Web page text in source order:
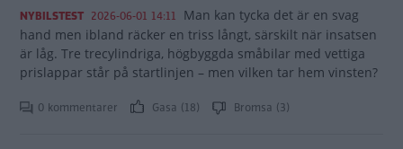
NYBILSTEST 2026-06-01 14:11 Man kan tycka det är en svag
hand men ibland räcker en triss långt, särskilt när insatsen
är låg. Tre trecylindriga, högbyggda småbilar med vettiga
prislappar står på startlinjen – men vilken tar hem vinsten?
0 kommentarer Gasa (18) Bromsa (3)